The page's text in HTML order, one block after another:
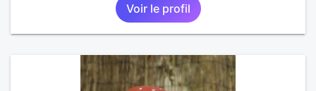
Voir le profil